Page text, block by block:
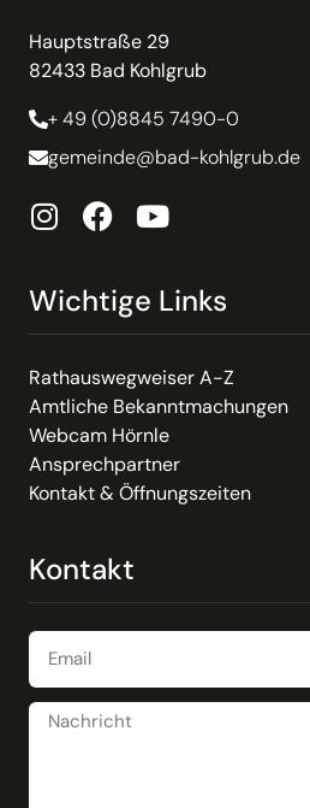
Hauptstraße 29
82433 Bad Kohlgrub
+ 49 (0)8845 7490-0
gemeinde@bad-kohlgrub.de
Wichtige Links
Rathauswegweiser A-Z
Amtliche Bekanntmachungen
Webcam Hörnle
Ansprechpartner
Kontakt & Öffnungszeiten
Kontakt